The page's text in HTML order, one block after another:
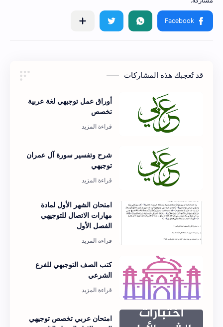
قد تُعجبك هذه المشاركات
أوراق عمل توجيهي لغة عربية
تخصص
شرح وتفسير سورة آل عمران
توجيهي
امتحان الشهر الأول لمادة
مهارات الاتصال للتوجيهي
الفصل الأول
كتب الصف التوجيهي للفرع
الشرعي
امتحان عربي تخصص توجيهي